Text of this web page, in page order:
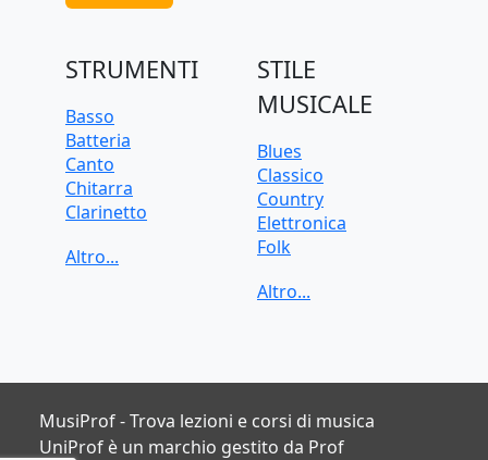
STRUMENTI
Basso
Batteria
Canto
Chitarra
Clarinetto
Pianoforte
Ukulele
Violoncello
STILE
MUSICALE
Blues
Classico
Country
Elettronica
Folk
Jazz
MusiProf - Trova lezioni e corsi di musica
UniProf è un marchio gestito da Prof